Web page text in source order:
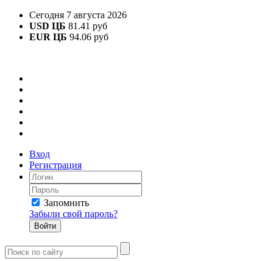
Сегодня 7 августа 2026
USD ЦБ 81.41 руб
EUR ЦБ 94.06 руб
Вход
Регистрация
Запомнить
Забыли свой пароль?